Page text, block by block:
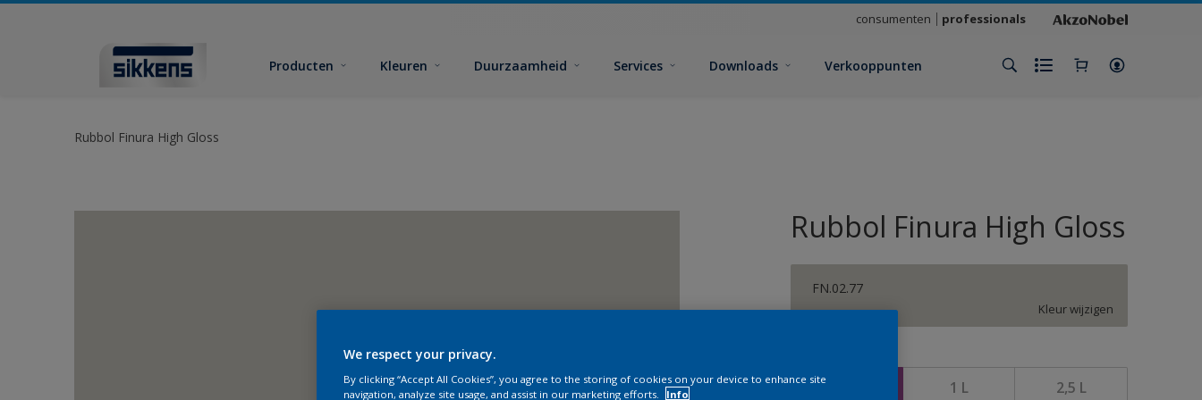
consumenten professionals
Producten Kleuren Duurzaamheid Services Downloads Verkooppunten
Rubbol Finura High Gloss
Rubbol Finura High Gloss
FN.02.77
Kleur wijzigen
500 ML 1 L 2,5 L
We respect your privacy.
By clicking “Accept All Cookies”, you agree to the storing of cookies on your device to enhance site
navigation, analyze site usage, and assist in our marketing efforts.
Info